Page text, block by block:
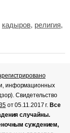
кадыров, религия,
информационных
Свидетельство
от 05.11.2017 г. Все
случайны.
суждением,